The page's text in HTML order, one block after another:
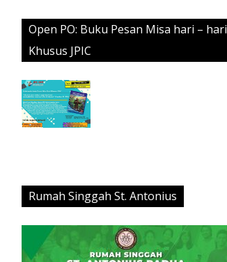
Open PO: Buku Pesan Misa hari – hari
Khusus JPIC
Rumah Singgah St. Antonius